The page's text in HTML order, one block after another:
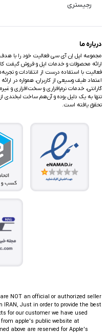
رجیستری
درباره ما
مجموعه اپل اِن آی سی فعالیت خود را با
ارائه محصولات و خدمات اپل و فروش گیفت
فعالیت با استفاده درست از انتقادات و
اعتماد طیف وسیعی از کاربران، همواره در
گارانتی، خدمات نرم‌افزاری و سخت‌افزاری و
تنها به یک دلیل بوده و آن‌هم ساخت لبخندی
تحقق یافته است.
NOT an official or authorized seller
Just in order to provide the best
for our customer we have used
apple's public website at
above are reserved for Apple's